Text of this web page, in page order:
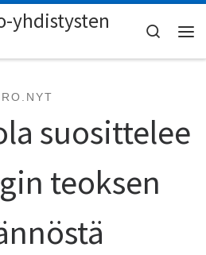
yhdistysten
Search
suosittelee
teoksen